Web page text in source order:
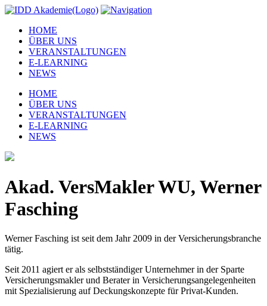
HOME
ÜBER UNS
VERANSTALTUNGEN
E-LEARNING
NEWS
HOME
ÜBER UNS
VERANSTALTUNGEN
E-LEARNING
NEWS
Akad. VersMakler WU, Werner
Fasching
Werner Fasching ist seit dem Jahr 2009 in der Versicherungsbranche
tätig.
Seit 2011 agiert er als selbstständiger Unternehmer in der Sparte
Versicherungsmakler und Berater in Versicherungsangelegenheiten
mit Spezialisierung auf Deckungskonzepte für Privat-Kunden.